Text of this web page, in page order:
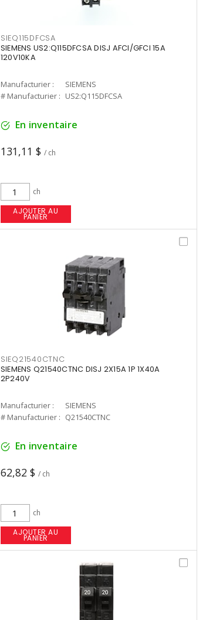
SIEQ115DFCSA
SIEMENS US2:Q115DFCSA DISJ AFCI/GFCI 15A
120V10KA
Manufacturier :
SIEMENS
# Manufacturier : US2:Q115DFCSA
En inventaire
131,11 $ / ch
ch
AJOUTER AU
PANIER
SIEQ21540CTNC
SIEMENS Q21540CTNC DISJ 2X15A 1P 1X40A
2P240V
Manufacturier :
SIEMENS
# Manufacturier : Q21540CTNC
En inventaire
62,82 $ / ch
ch
AJOUTER AU
PANIER